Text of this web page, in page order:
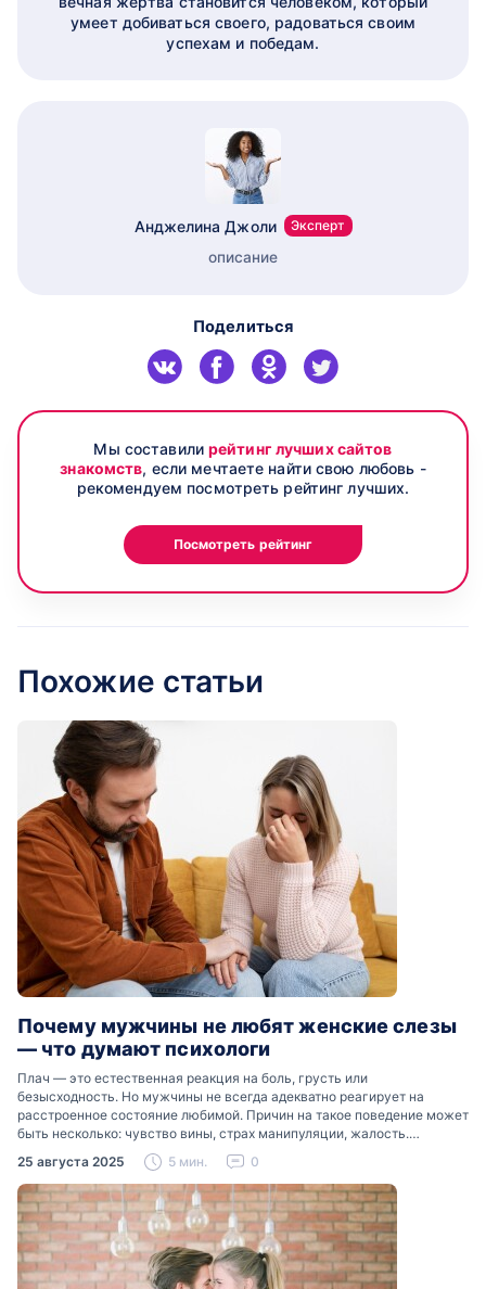
умеет добиваться своего, радоваться своим
успехам и победам.
Анджелина Джоли Эксперт
описание
Поделиться
Мы составилирейтинг лучших сайтов
знакомств, если мечтаете найти свою любовь -
рекомендуем посмотреть рейтинг лучших.
Посмотреть рейтинг
Похожие статьи
Почему мужчины не любят женские слезы
— что думают психологи
Плач — это естественная реакция на боль, грусть или
безысходность. Но мужчины не всегда адекватно реагирует на
расстроенное состояние любимой. Причин на такое поведение может
быть несколько: чувство вины, страх манипуляции, жалость.
Разобраться, почему мужчины боятся женских слез, помогут советы
психологов…
25 августа 2025 5 мин. 0